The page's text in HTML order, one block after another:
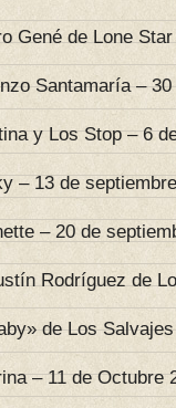
Gené de Lone
Santamaría –
y Los Stop – 6
– 13 de
– 20 de
Rodríguez de
de Los
– 11 de Octubre